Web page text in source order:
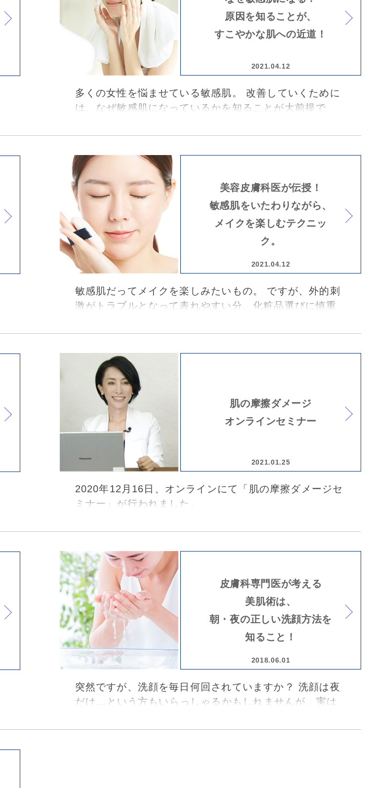
原因を知ることが、
すこやかな肌への近道！
2021.04.12
多くの女性を悩ませている敏感肌。 改善していくために
は、なぜ敏感肌になっているかを知ることが大前提で
様々な皮膚疾患の治療にあたりながら、その先の美肌へ
リニック」の坪内利江子院長に教えていただきました。
美容皮膚科医が伝授！
敏感肌をいたわりながら、
メイクを楽しむテクニッ
ク。
2021.04.12
敏感肌だってメイクを楽しみたいもの。 ですが、外的刺
激がトラブルとなって表れやすい分、化粧品選びに慎重
選び方、メイクテクニックを「銀座スキンクリニック」
だきました。
肌の摩擦ダメージ
オンラインセミナー
2021.01.25
2020年12月16日、オンラインにて「肌の摩擦ダメージセ
ミナー」が行われました。
外科学会認定専門医、美容外科・皮膚科医の上原恵理先
妖精“えりりん”として、本当に正しいスキンケアの方法に
ついてお教えいただきました。そのセミナーの様子をレ
ポートします。
皮膚科専門医が考える
美肌術は、
朝・夜の正しい洗顔方法を
知ること！
2018.06.01
突然ですが、洗顔を毎日何回されていますか？ 洗顔は夜
だけ...という方もいらっしゃるかもしれませんが、実は
の洗顔も美肌を目指すうえで必要なステップなのです。